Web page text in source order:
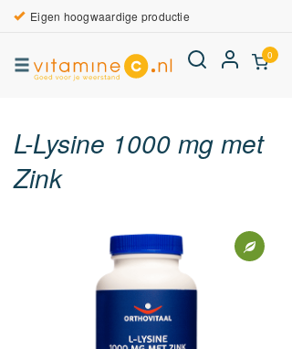
Eigen hoogwaardige productie
0
L-Lysine 1000 mg met
Zink